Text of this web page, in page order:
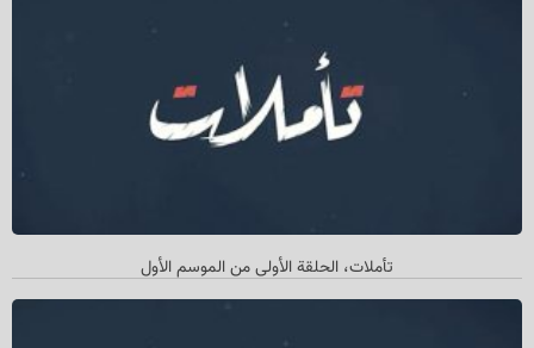
تأملات، الحلقة الأولی من الموسم الأول